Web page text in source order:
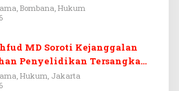
Bombana, Hukum
MD Soroti Kejanggalan
Penyelidikan Tersangka
Hukum, Jakarta